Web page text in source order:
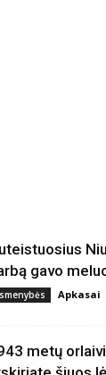
gavo
Apkasai
metų